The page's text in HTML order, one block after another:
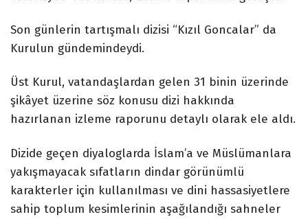
Son günlerin tartışmalı dizisi “Kızıl Goncalar” da
Kurulun gündemindeydi.
Üst Kurul, vatandaşlardan gelen 31 binin üzerinde
şikâyet üzerine söz konusu dizi hakkında
hazırlanan izleme raporunu detaylı olarak ele aldı.
Dizide geçen diyaloglarda İslam’a ve Müslümanlara
yakışmayacak sıfatların dindar görünümlü
karakterler için kullanılması ve dini hassasiyetlere
sahip toplum kesimlerinin aşağılandığı sahneler